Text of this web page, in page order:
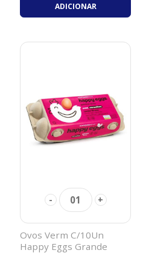
ADICIONAR
- 01 +
Ovos Verm C/10Un
Happy Eggs Grande